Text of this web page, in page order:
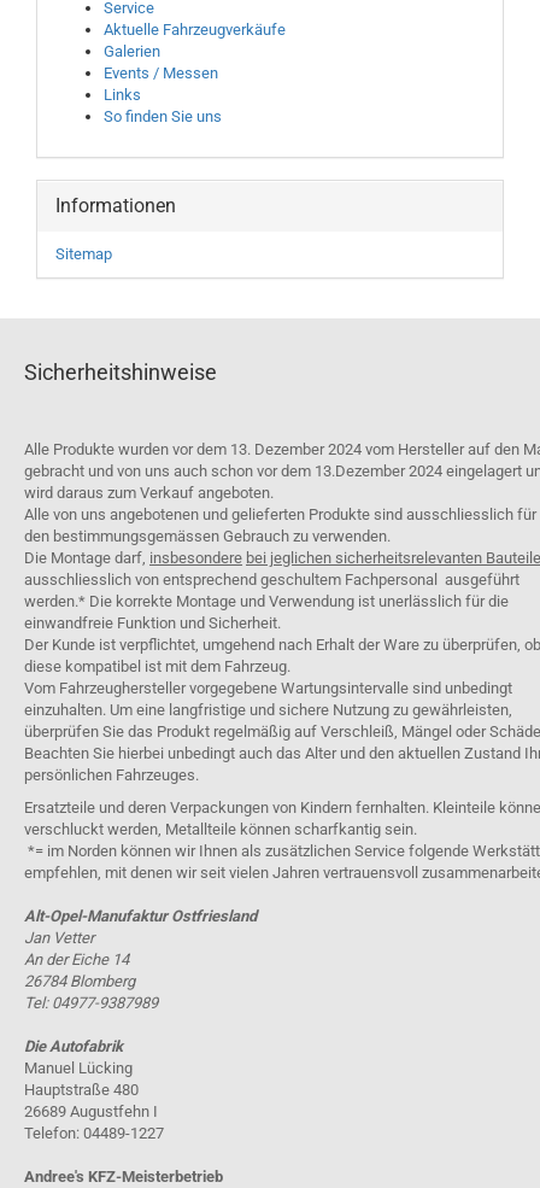
Service
Aktuelle Fahrzeugverkäufe
Galerien
Events / Messen
Links
So finden Sie uns
Informationen
Sitemap
Sicherheitshinweise
Alle Produkte wurden vor dem 13. Dezember 2024 vom Hersteller auf den
gebracht und von uns auch schon vor dem 13.Dezember 2024 eingelagert
wird daraus zum Verkauf angeboten.
Alle von uns angebotenen und gelieferten Produkte sind ausschliesslich für
den bestimmungsgemässen Gebrauch zu verwenden.
Die Montage darf, insbesondere bei jeglichen sicherheitsrelevanten
ausschliesslich von entsprechend geschultem Fachpersonal ausgeführt
werden.* Die korrekte Montage und Verwendung ist unerlässlich für die
einwandfreie Funktion und Sicherheit.
Der Kunde ist verpflichtet, umgehend nach Erhalt der Ware zu überprüfen, ob
diese kompatibel ist mit dem Fahrzeug.
Vom Fahrzeughersteller vorgegebene Wartungsintervalle sind unbedingt
einzuhalten. Um eine langfristige und sichere Nutzung zu gewährleisten,
überprüfen Sie das Produkt regelmäßig auf Verschleiß, Mängel oder
Beachten Sie hierbei unbedingt auch das Alter und den aktuellen Zustand
persönlichen Fahrzeuges.
Ersatzteile und deren Verpackungen von Kindern fernhalten. Kleinteile
verschluckt werden, Metallteile können scharfkantig sein.
*= im Norden können wir Ihnen als zusätzlichen Service folgende
empfehlen, mit denen wir seit vielen Jahren vertrauensvoll
Alt-Opel-Manufaktur Ostfriesland
Jan Vetter
An der Eiche 14
26784 Blomberg
Tel: 04977-9387989
Die Autofabrik
Manuel Lücking
Hauptstraße 480
26689 Augustfehn I
Telefon: 04489-1227
Andree's KFZ-Meisterbetrieb